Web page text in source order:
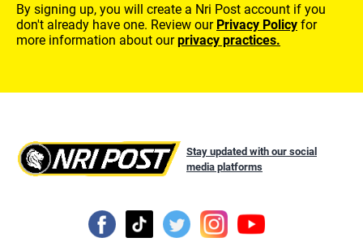
By signing up, you will create a Nri Post account if you
don't already have one. Review our Privacy Policy for
more information about ourprivacy practices.
Stay updated with our social
media platforms